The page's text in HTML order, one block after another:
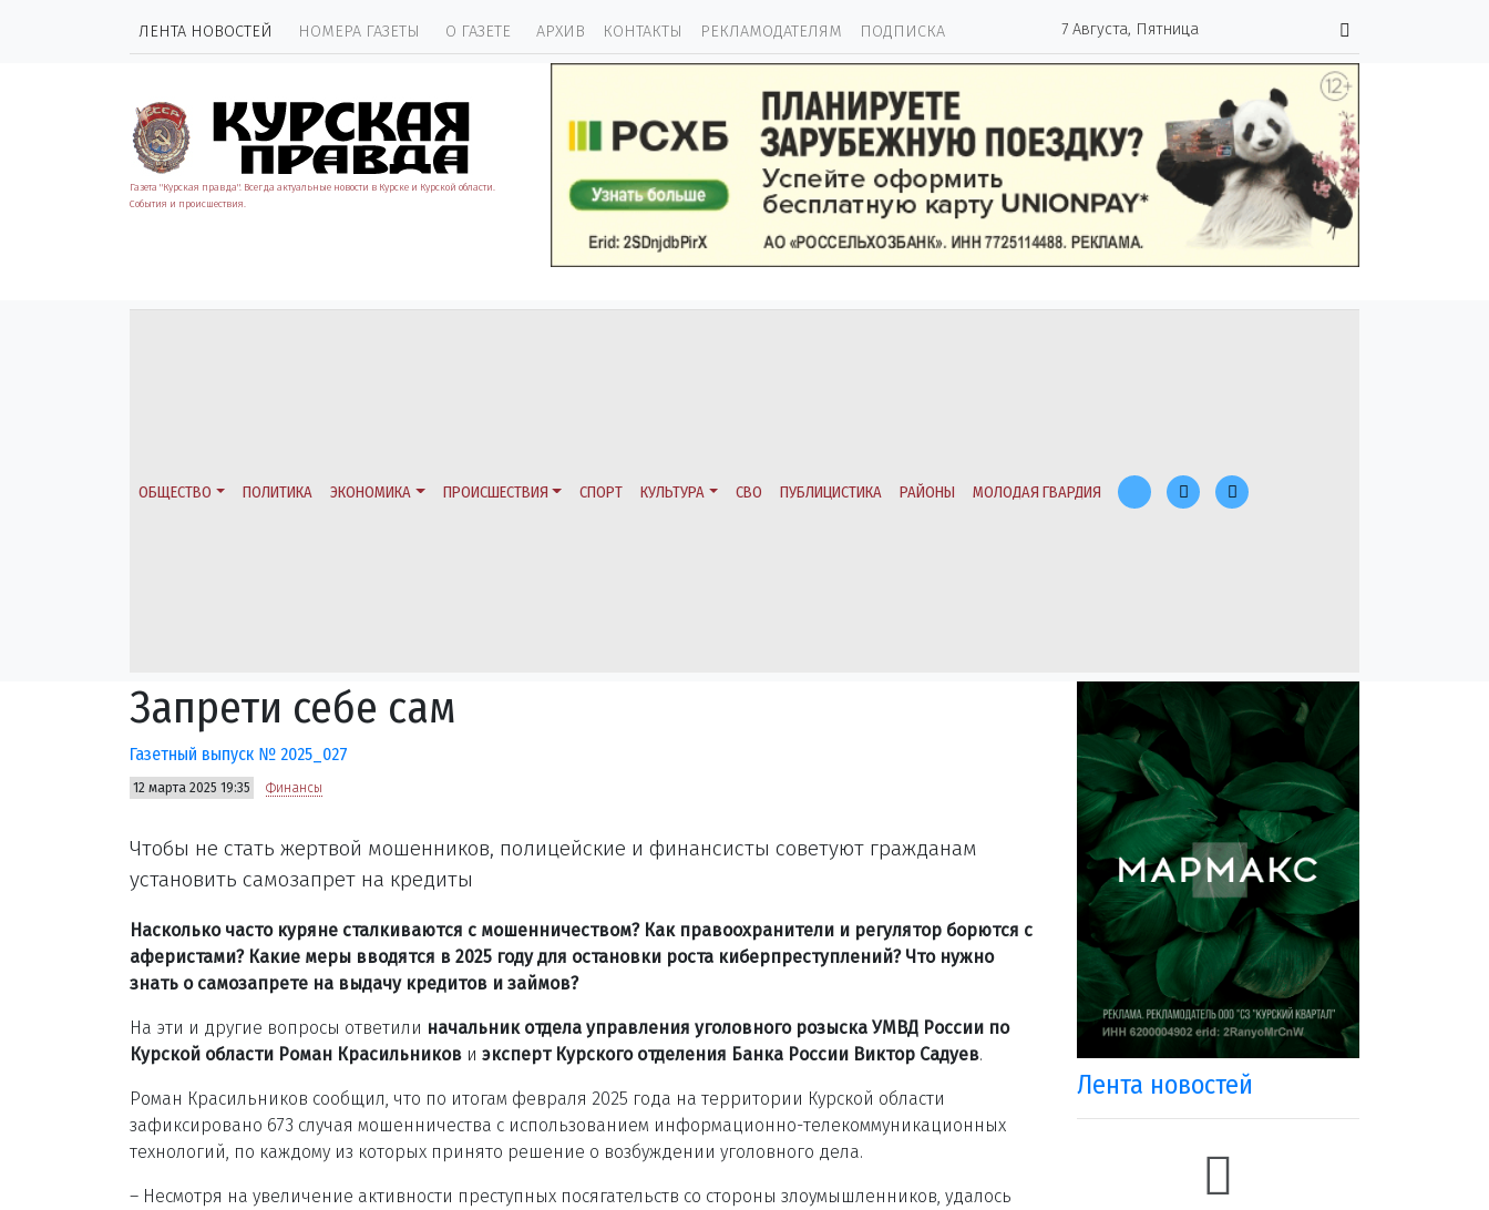
ЛЕНТА НОВОСТЕЙ НОМЕРА ГАЗЕТЫ О ГАЗЕТЕ АРХИВ КОНТАКТЫ РЕКЛАМОДАТЕЛЯМ ПОДПИСКА 7 Августа, Пятница
Газета "Курская правда". Всегда актуальные новости в Курске и Курской области.
События и происшествия.
ОБЩЕСТВО ПОЛИТИКА ЭКОНОМИКА ПРОИСШЕСТВИЯ СПОРТ КУЛЬТУРА СВО ПУБЛИЦИСТИКА РАЙОНЫ МОЛОДАЯ ГВАРДИЯ
Запрети себе сам
Газетный выпуск № 2025_027
12 марта 2025 19:35 Финансы
Чтобы не стать жертвой мошенников, полицейские и финансисты советуют гражданам
установить самозапрет на кредиты
Насколько часто куряне сталкиваются с мошенничеством? Как правоохранители и регулятор борются с
аферистами? Какие меры вводятся в 2025 году для остановки роста киберпреступлений? Что нужно
знать о самозапрете на выдачу кредитов и займов?
На эти и другие вопросы ответили начальник отдела управления уголовного розыска УМВД России по
Курской области Роман Красильников и эксперт Курского отделения Банка России Виктор Садуев.
Роман Красильников сообщил, что по итогам февраля 2025 года на территории Курской области
зафиксировано 673 случая мошенничества с использованием информационно-телекоммуникационных
технологий, по каждому из которых принято решение о возбуждении уголовного дела.
– Несмотря на увеличение активности преступных посягательств со стороны злоумышленников, удалось
Лента новостей